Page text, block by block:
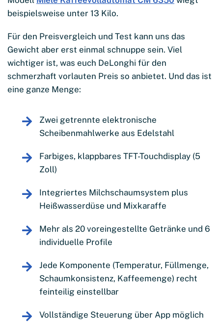
beispielsweise unter 13 Kilo.
Für den Preisvergleich und Test kann uns das
Gewicht aber erst einmal schnuppe sein. Viel
wichtiger ist, was euch DeLonghi für den
schmerzhaft vorlauten Preis so anbietet. Und das ist
eine ganze Menge:
Zwei getrennte elektronische
Scheibenmahlwerke aus Edelstahl
Farbiges, klappbares TFT-Touchdisplay (5
Zoll)
Integriertes Milchschaumsystem plus
Heißwasserdüse und Mixkaraffe
Mehr als 20 voreingestellte Getränke und 6
individuelle Profile
Jede Komponente (Temperatur, Füllmenge,
Schaumkonsistenz, Kaffeemenge) recht
feinteilig einstellbar
Vollständige Steuerung über App möglich